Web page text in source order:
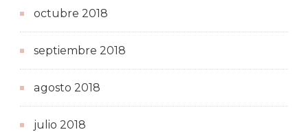
octubre 2018
septiembre 2018
agosto 2018
julio 2018